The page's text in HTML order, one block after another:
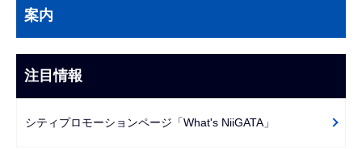
こ
ま
で
ナ
ゲ
シ
案内
注目情報
シティプロモーションページ「What's NiiGATA」